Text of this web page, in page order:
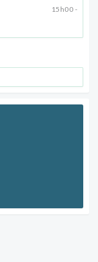
15h00 -